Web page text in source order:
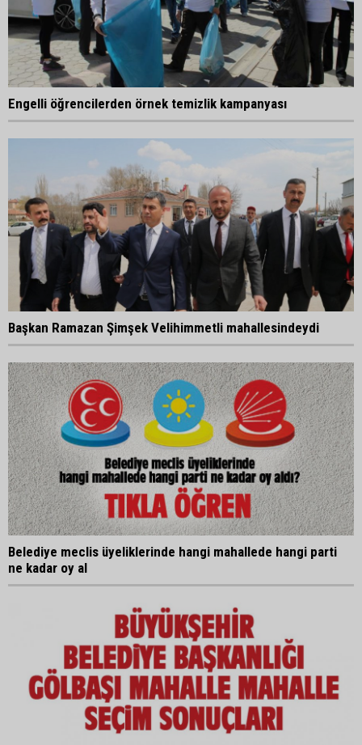
Engelli öğrencilerden örnek temizlik kampanyası
Başkan Ramazan Şimşek Velihimmetli mahallesindeydi
Belediye meclis üyeliklerinde hangi mahallede hangi parti
ne kadar oy al